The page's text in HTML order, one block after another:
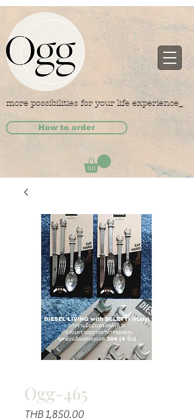
more possibilities for your life experience_
How to order
Ogg-465
THB 1,850.00Price